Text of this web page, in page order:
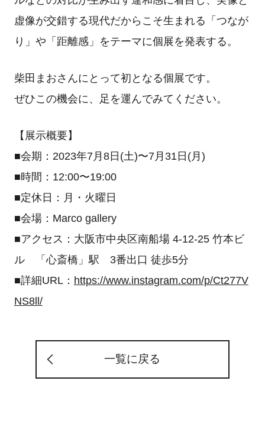
虚像が交錯する現代だからこそ生まれる「つなが
り」や「距離感」をテーマに個展を発表する。
柴田まおさんにとって初となる個展です。
ぜひこの機会に、足を運んでみてください。
【展示概要】
■会期：2023年7月8日(土)〜7月31日(月)
■時間：12:00〜19:00
■定休日：月・火曜日
■会場：Marco gallery
■アクセス：大阪市中央区南船場 4-12-25 竹本ビ
ル 「心斎橋」駅 3番出口 徒歩5分
■詳細URL： https://www.instagram.com/p/Ct277V
NS8ll/
一覧に戻る